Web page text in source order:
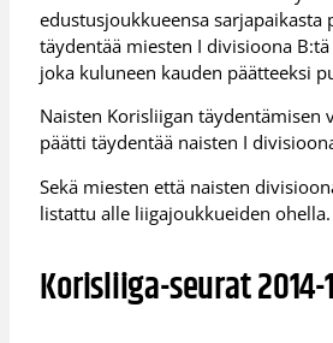
edustusjoukkueensa
täydentää miesten I divisioona B:tä
joka kuluneen kauden päätteeksi
Naisten Korisliigan
päätti täydentää naisten I
Sekä miesten että naisten
listattu alle liigajoukkueiden ohella.
Korisliiga-seurat 2014-